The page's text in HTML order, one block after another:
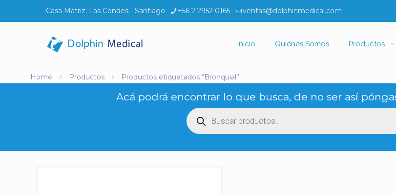
Casa Matriz: Las Condes - Santiago +56 2 2952 0165 ventas@dolphinmedical.com
Inicio Quiénes Somos Productos
Home Productos Productos etiquetados “Bronquial”
Acá podrá encontrar lo que busca, de no ser así
Búsqueda
de
productos